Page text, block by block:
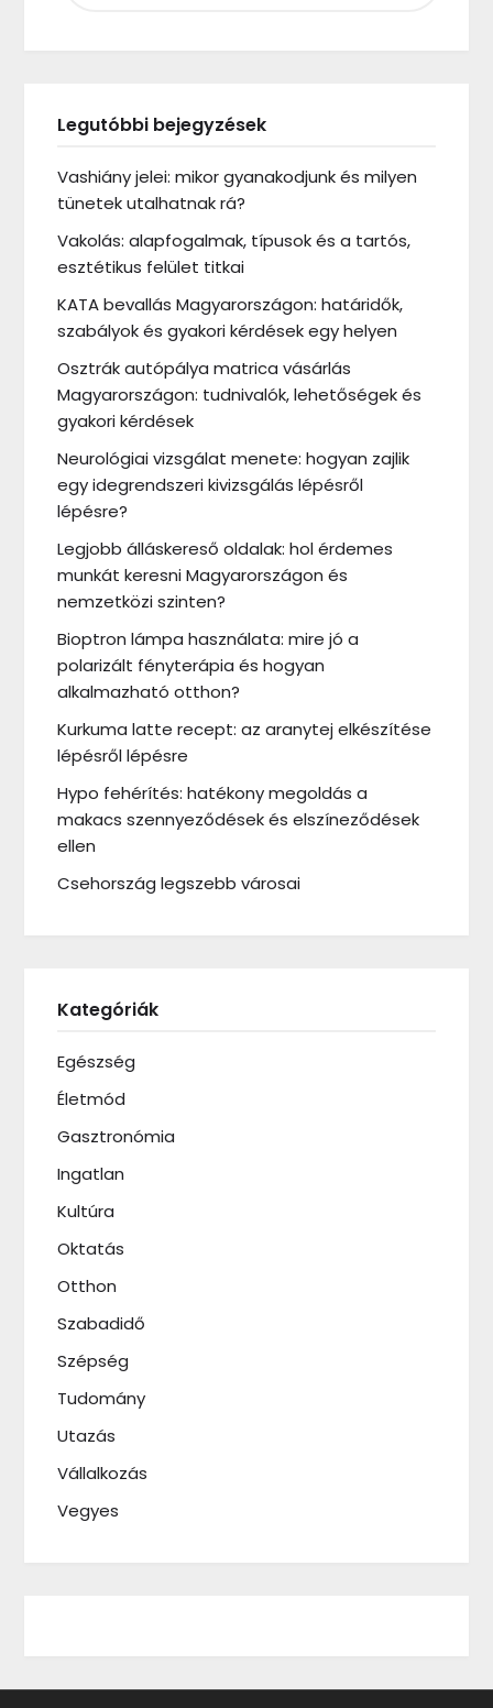
Legutóbbi bejegyzések
Vashiány jelei: mikor gyanakodjunk és milyen
tünetek utalhatnak rá?
Vakolás: alapfogalmak, típusok és a tartós,
esztétikus felület titkai
KATA bevallás Magyarországon: határidők,
szabályok és gyakori kérdések egy helyen
Osztrák autópálya matrica vásárlás
Magyarországon: tudnivalók, lehetőségek és
gyakori kérdések
Neurológiai vizsgálat menete: hogyan zajlik
egy idegrendszeri kivizsgálás lépésről
lépésre?
Legjobb álláskereső oldalak: hol érdemes
munkát keresni Magyarországon és
nemzetközi szinten?
Bioptron lámpa használata: mire jó a
polarizált fényterápia és hogyan
alkalmazható otthon?
Kurkuma latte recept: az aranytej elkészítése
lépésről lépésre
Hypo fehérítés: hatékony megoldás a
makacs szennyeződések és elszíneződések
ellen
Csehország legszebb városai
Kategóriák
Egészség
Életmód
Gasztronómia
Ingatlan
Kultúra
Oktatás
Otthon
Szabadidő
Szépség
Tudomány
Utazás
Vállalkozás
Vegyes